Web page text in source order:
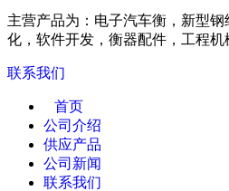
主营产品为：电子汽车衡，新型
化，软件开发，衡器配件，工程机
联系我们
首页
公司介绍
供应产品
公司新闻
联系我们